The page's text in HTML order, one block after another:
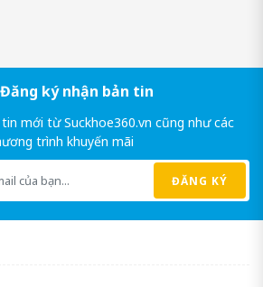
Đăng ký nhận bản tin
mới từ Suckhoe360.vn cũng như các
trình khuyến mãi
ĐĂNG KÝ